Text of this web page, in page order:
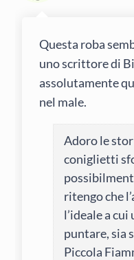
Questa roba
uno scrittore di
assolutamente
nel male.
Adoro le
coniglietti
ritengo che
l’ideale a
puntare, sia
Piccola